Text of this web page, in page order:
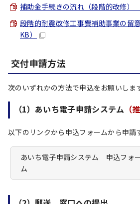
補助金手続きの流れ（段階的改修）
段階的耐震改修工事費補助事業の留
KB）
交付申請方法
次のいずれかの方法で申込をお願いしま
（1）あいち電子申請システム （
以下のリンクから申込フォームから申請
あいち電子申請システム 申込フォ
ム